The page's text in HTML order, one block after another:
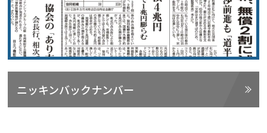
ニッキンバックナンバー